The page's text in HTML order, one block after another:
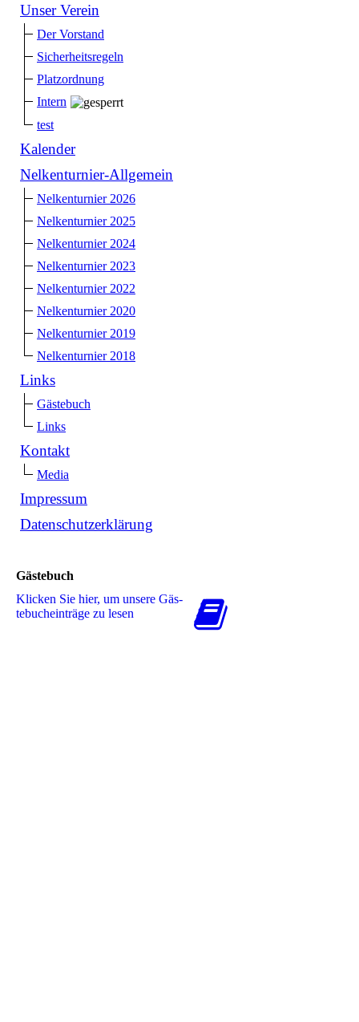
Unser Verein
Der Vorstand
Sicherheitsregeln
Platzordnung
Intern
test
Kalender
Nelkenturnier-Allgemein
Nelkenturnier 2026
Nelkenturnier 2025
Nelkenturnier 2024
Nelkenturnier 2023
Nelkenturnier 2022
Nelkenturnier 2020
Nelkenturnier 2019
Nelkenturnier 2018
Links
Gästebuch
Links
Kontakt
Media
Impressum
Datenschutzerklärung
Gästebuch
Klicken Sie hier, um unsere Gäs­
te­buch­ein­trä­ge zu lesen